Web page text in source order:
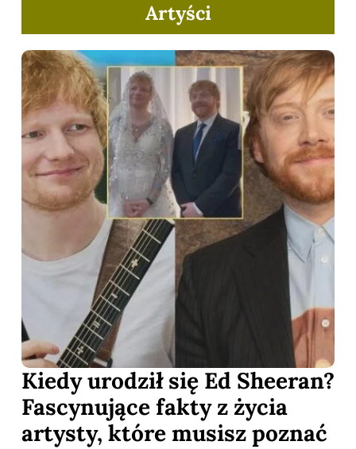
Artyści
Kiedy urodził się Ed Sheeran?
Fascynujące fakty z życia
artysty, które musisz poznać